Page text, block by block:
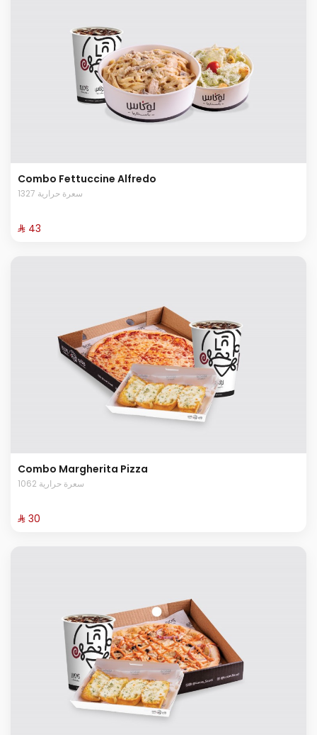
Combo Fettuccine Alfredo
1327 سعرة حرارية
⁨⁦‪‬ 43⁩
Combo Margherita Pizza
1062 سعرة حرارية
⁨⁦‪‬ 30⁩